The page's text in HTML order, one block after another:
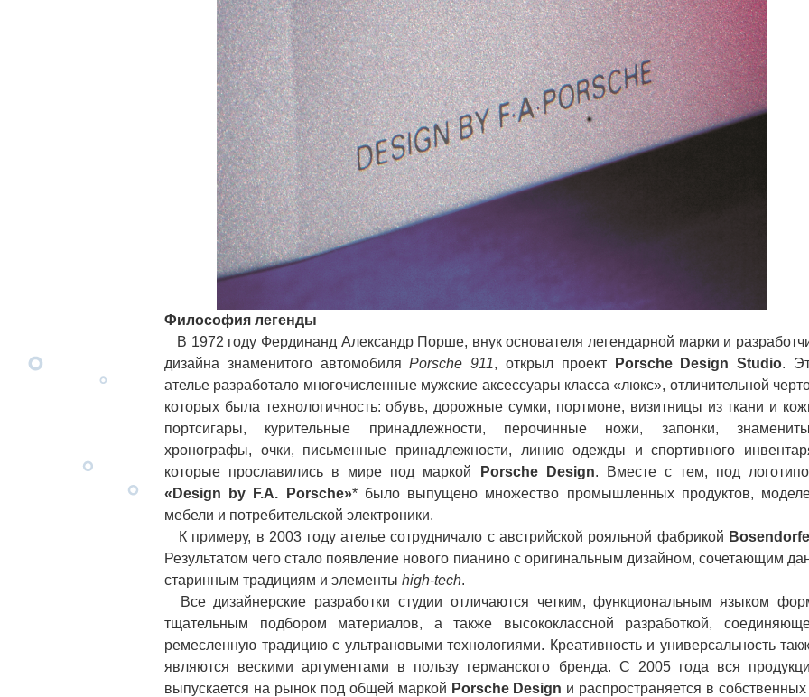
Философия легенды
В 1972 году Фердинанд Александр Порше, внук основателя легендарной марки и
дизайна знаменитого автомобиляPorsche 911, открыл проект Porsche Design Studio.
ателье разработало многочисленные мужские аксессуары класса «люкс», отличительной
которых была технологичность: обувь, дорожные сумки, портмоне, визитницы из ткани и
портсигары, курительные принадлежности, перочинные ножи, запонки,
хронографы, очки, письменные принадлежности, линию одежды и спортивного
которые прославились в мире под маркой
Porsche Design. Вместе с тем, под
«Design by F.A. Porsche»* было выпущено множество промышленных продуктов,
мебели и потребительской электроники.
К примеру, в 2003 году ателье сотрудничало с австрийской рояльной фабрикой
Результатом чего стало появление нового пианино с оригинальным дизайном, сочетающим
старинным традициям и элементы high-tech.
Все дизайнерские разработки студии отличаются четким, функциональным языком
тщательным подбором материалов, а также высококлассной разработкой,
ремесленную традицию с ультрановыми технологиями. Креативность и универсальность
являются вескими аргументами в пользу германского бренда. С 2005 года вся
выпускается на рынок под общей маркой Porsche Design и распространяется в собственных